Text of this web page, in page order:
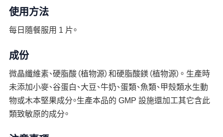
使用方法
每日隨餐服用 1 片。
成份
微晶纖維素、硬脂酸（植物源）和硬脂酸鎂（植物源）。 生產時
未添加小麥、谷蛋白、大豆、牛奶、蛋類、魚類、甲殼類水生動
物或木本堅果成分。生產本品的 GMP 設施還加工其它含此
類致敏原的成分。